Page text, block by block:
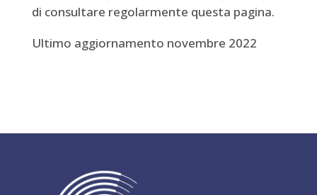
di consultare regolarmente questa pagina.
Ultimo aggiornamento novembre 2022